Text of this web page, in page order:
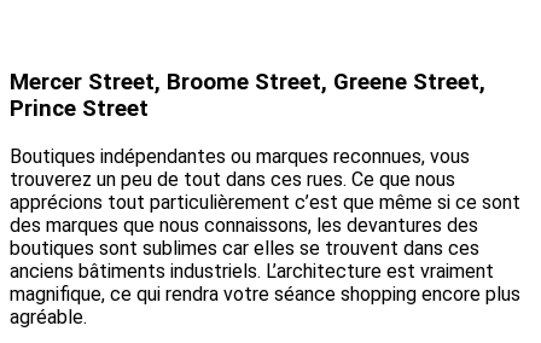
Mercer Street, Broome Street, Greene Street,
Prince Street
Boutiques indépendantes ou marques reconnues, vous
trouverez un peu de tout dans ces rues. Ce que nous
apprécions tout particulièrement c’est que même si ce sont
des marques que nous connaissons, les devantures des
boutiques sont sublimes car elles se trouvent dans ces
anciens bâtiments industriels. L’architecture est vraiment
magnifique, ce qui rendra votre séance shopping encore plus
agréable.